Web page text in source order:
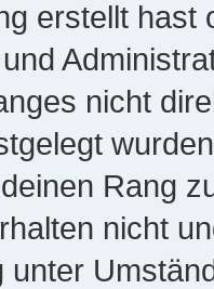
erstellt
nicht
Rang
nicht
unter